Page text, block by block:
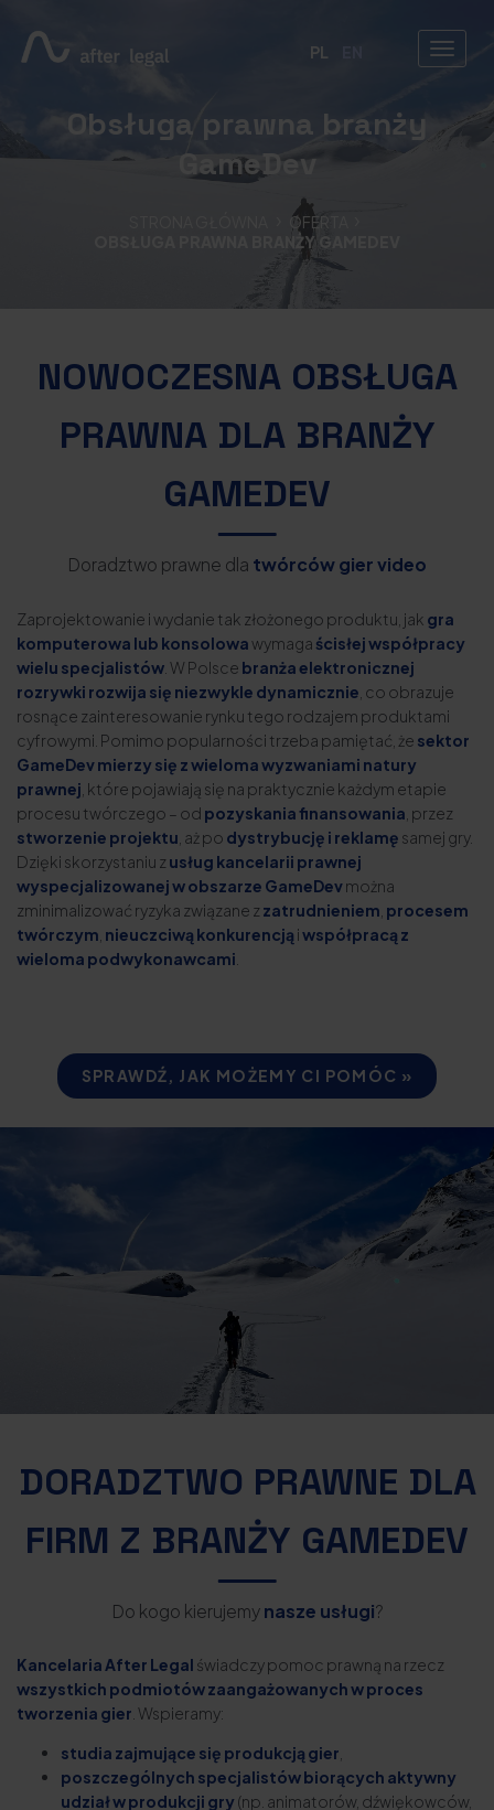
PL
Obsługa prawna branży
GameDev
OFERTA
OBSŁUGA PRAWNA BRANŻY GAMEDEV
NOWOCZESNA OBSŁUGA
PRAWNA DLA BRANŻY
GAMEDEV
Doradztwo prawne dla twórców gier video
Zaprojektowanie i wydanie tak złożonego produktu, jak gra
komputerowa lub konsolowawymaga ścisłej współpracy
wielu specjalistów . W Polsce branża elektronicznej
rozrywki rozwija się niezwykle dynamicznie , co obrazuje
rosnące zainteresowanie rynku tego rodzajem produktami
cyfrowymi. Pomimo popularności trzeba pamiętać, że sektor
GameDev mierzy się z wieloma wyzwaniami natury
prawnej , które pojawiają się na praktycznie każdym etapie
procesu twórczego – od pozyskania finansowania , przez
stworzenie projektu , aż po dystrybucję i reklamę samej gry.
Dzięki skorzystaniu z usług kancelarii prawnej
wyspecjalizowanej w obszarze GameDevmożna
zminimalizować ryzyka związane z zatrudnieniem procesem
twórczym nieuczciwą konkurencją iwspółpracą z
wieloma podwykonawcami
SPRAWDŹ, JAK MOŻEMY CI POMÓC »
DORADZTWO PRAWNE DLA
FIRM Z BRANŻY GAMEDEV
Do kogo kierujemy nasze usługi?
Kancelaria After Legal świadczy pomoc prawną na rzecz
wszystkich podmiotów zaangażowanych w proces
tworzenia gier . Wspieramy:
studia zajmujące się produkcją gier
poszczególnych specjalistów biorących aktywny
udział w produkcji gry (np. animatorów, dźwiękowców,